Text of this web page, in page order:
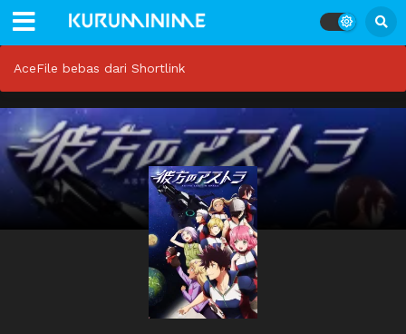
AceFile bebas dari Shortlink